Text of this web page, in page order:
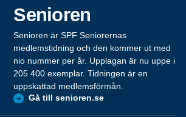
Senioren
Senioren är SPF Seniorernas
medlemstidning och den kommer ut med
nio nummer per år. Upplagan är nu uppe i
205 400 exemplar. Tidningen är en
uppskattad medlemsförmån.
Gå till senioren.se